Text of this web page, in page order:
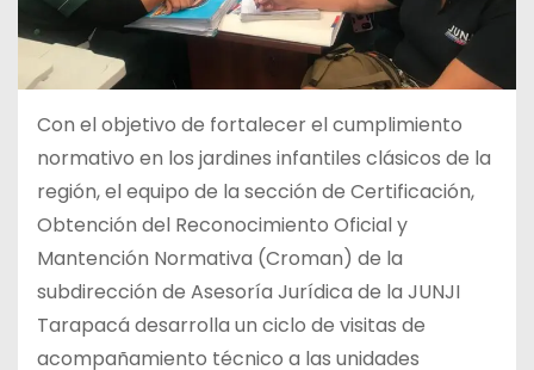
Con el objetivo de fortalecer el cumplimiento
normativo en los jardines infantiles clásicos de la
región, el equipo de la sección de Certificación,
Obtención del Reconocimiento Oficial y
Mantención Normativa (Croman) de la
subdirección de Asesoría Jurídica de la JUNJI
Tarapacá desarrolla un ciclo de visitas de
acompañamiento técnico a las unidades